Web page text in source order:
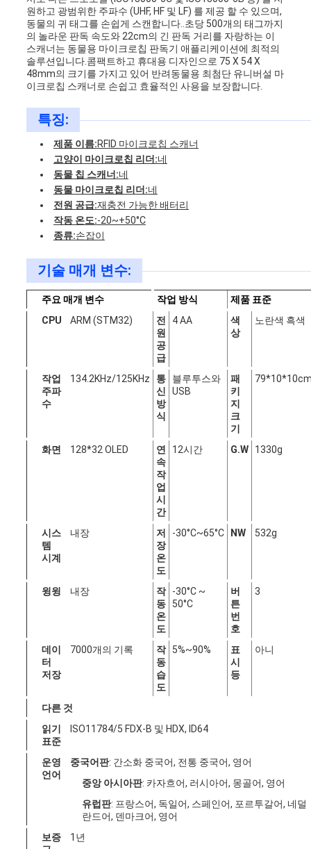
인
용
문
PRIVACY
원하고 광범위한 주파수 (UHF, HF 및 LF) 를 제공 할 수 있으며,
동물의 귀 태그를 손쉽게 스캔합니다..초당 500개의 태그까지
의 놀라운 판독 속도와 22cm의 긴 판독 거리를 자랑하는 이
스캐너는 동물용 마이크로칩 판독기 애플리케이션에 최적의
솔루션입니다.콤팩트하고 휴대용 디자인으로 75 X 54 X
48mm의 크기를 가지고 있어 반려동물용 최첨단 유니버설 마
이크로칩 스캐너로 손쉽고 효율적인 사용을 보장합니다.
특징:
제품 이름:RFID 마이크로칩 스캐너
고양이 마이크로칩 리더:네
동물 칩 스캐너:네
동물 마이크로칩 리더:네
전원 공급:재충전 가능한 배터리
작동 온도:-20~+50°C
종류:손잡이
기술 매개 변수:
주요 매개 변수 작업 방식
제품 표준
CPU
ARM (STM32)
전
원
공
급
4 AA
색
상
노란색 흑색
작업
주파
수
134.2KHz/125KHz
통
신
방
식
블루투스와
USB
패
키
지
크
기
화면 128*32 OLED
연
속
작
업
시
간
12시간 G.W 1330g
시스
템
시계
내장
저
장
온
도
-30°C~65°C NW 532g
윙윙 내장
작
동
온
도
-30°C ~
50°C
버
튼
번
호
3
데이
터
저장
7000개의 기록
작
동
습
도
5%~90%
표
시
등
아니
다른 것
읽기
표준
ISO11784/5 FDX-B 및 HDX, ID64
운영
언어
중국어판: 간소화 중국어, 전통 중국어, 영어
중앙 아시아판: 카자흐어, 러시아어, 몽골어, 영어
유럽판: 프랑스어, 독일어, 스페인어, 포르투갈어, 네덜
란드어, 덴마크어, 영어
보증
1년